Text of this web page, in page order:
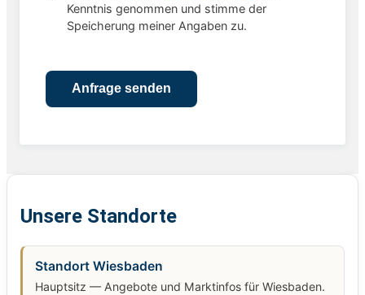
Kenntnis genommen und stimme der
Speicherung meiner Angaben zu.
Unsere Standorte
Standort Wiesbaden
Hauptsitz — Angebote und Marktinfos für Wiesbaden.